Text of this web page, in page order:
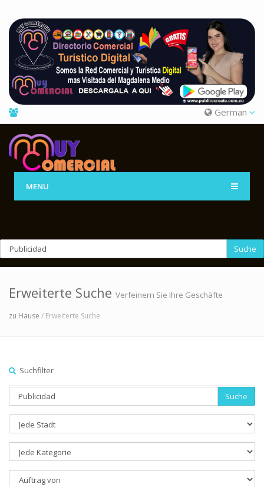
German
MENU
Suche
Erweiterte Suche Verfeinern Sie Ihre Geschäfte
zu Hause / Erweiterte Suche
Suchfilter
Suche